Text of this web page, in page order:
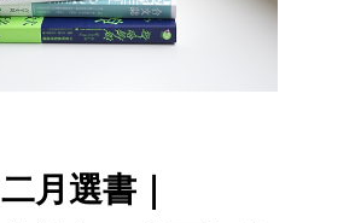
二月選書｜